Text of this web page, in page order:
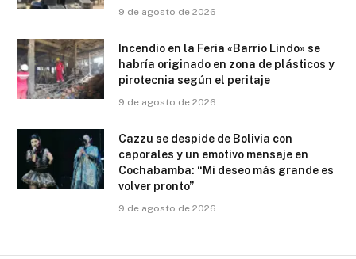
9 de agosto de 2026
Incendio en la Feria «Barrio Lindo» se
habría originado en zona de plásticos y
pirotecnia según el peritaje
9 de agosto de 2026
Cazzu se despide de Bolivia con
caporales y un emotivo mensaje en
Cochabamba: “Mi deseo más grande es
volver pronto”
9 de agosto de 2026